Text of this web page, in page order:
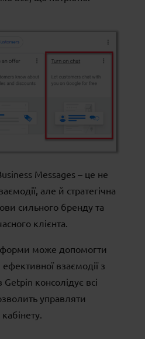
Messages – це не
але й стратегічна
сильного бренду та
клієнта.
може допомогти
взаємодії з
Getpin консолідує всі
управляти